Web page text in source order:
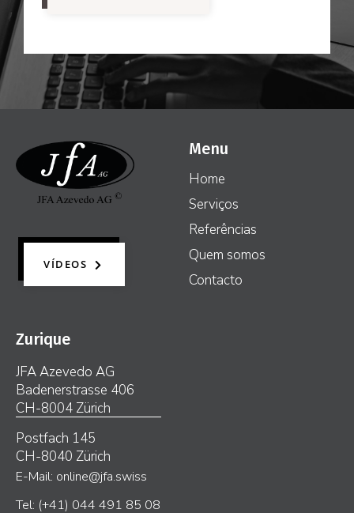
VÍDEOS
Menu
Home
Serviços
Referências
Quem somos
Contacto
Zurique
JFA Azevedo AG
Badenerstrasse 406
CH-8004 Zürich
Postfach 145
CH-8040 Zürich
E-Mail: online@jfa.swiss
Tel: (+41) 044 491 85 08